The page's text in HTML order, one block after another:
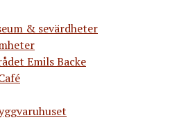
& sevärdheter
Emils Backe